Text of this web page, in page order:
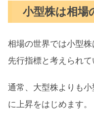
小型株は相場
相場の世界では小型
先行指標と考えられて
通常、大型株よりも
に上昇をはじめます。